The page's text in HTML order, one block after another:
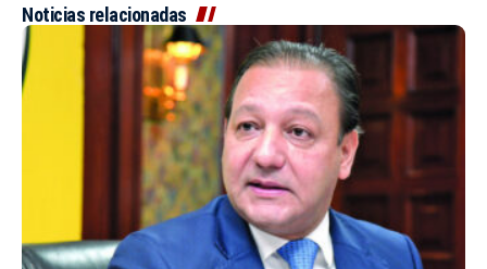
Noticias relacionadas